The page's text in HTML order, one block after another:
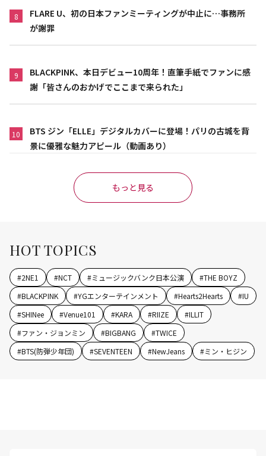
8
FLARE U、初の日本ファンミーティングが中止に…事務所
が謝罪
9
BLACKPINK、本日デビュー10周年！直筆手紙でファンに感
謝「皆さんのおかげでここまで来られた」
10
BTS ジン「ELLE」デジタルカバーに登場！パリの古城を背
景に優雅な魅力アピール（動画あり）
もっと見る
HOT TOPICS
#2NE1 #NCT #ミュージックバンク日本公演 #THE BOYZ
#BLACKPINK #YGエンターテインメント #Hearts2Hearts #IU
#SHINee #Venue101 #KARA #RIIZE #ILLIT
#ファン・ジョンミン #BIGBANG #TWICE
#BTS(防弾少年団) #SEVENTEEN #NewJeans #ミン・ヒジン